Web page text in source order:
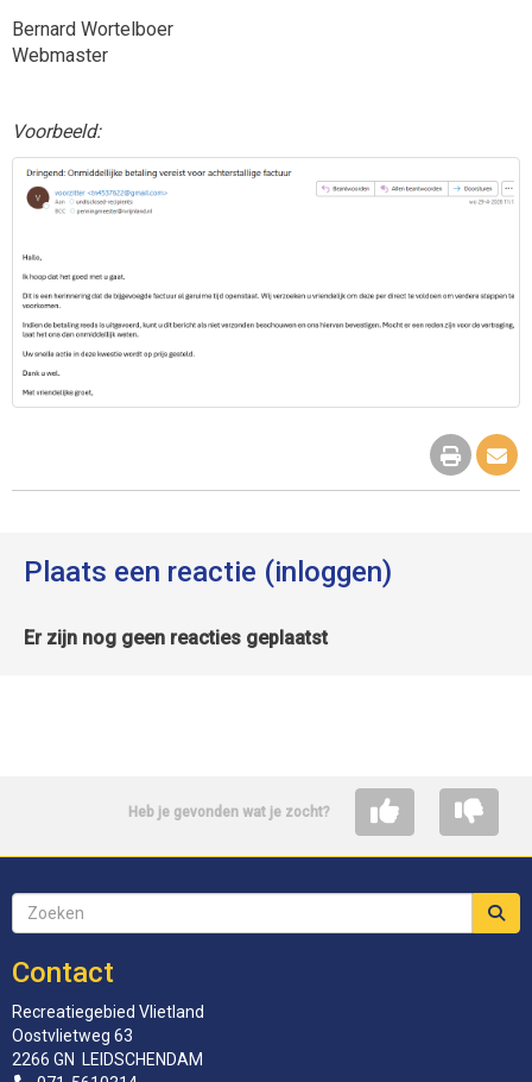
Bernard Wortelboer
Webmaster
Voorbeeld:
Plaats een reactie (inloggen)
Er zijn nog geen reacties geplaatst
Heb je gevonden wat je zocht?
Contact
Recreatiegebied Vlietland
Oostvlietweg 63
2266 GN LEIDSCHENDAM